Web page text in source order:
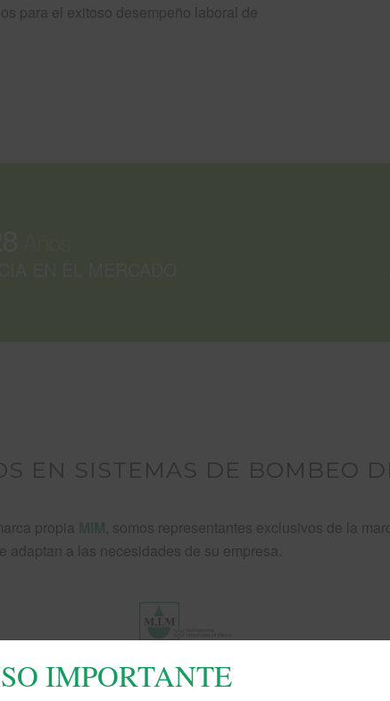
para el exitoso desempeño laboral de
EN SISTEMAS DE BOMBEO
propia , somos representantes exclusivos de la
adaptan a las necesidades de su empresa.
IMPORTANTE